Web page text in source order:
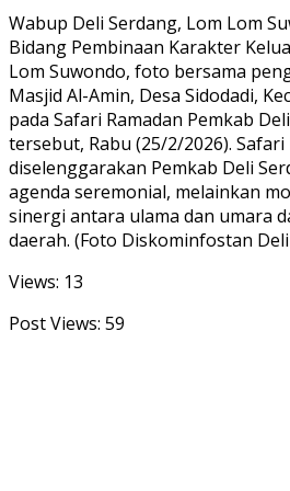
Wabup Deli Serdang, Lom Lom
Bidang Pembinaan Karakter
Lom Suwondo, foto bersama
Masjid Al-Amin, Desa Sidodadi,
pada Safari Ramadan Pemkab
tersebut, Rabu (25/2/2026). Safari
diselenggarakan Pemkab Deli
agenda seremonial, melainkan
sinergi antara ulama dan umara
daerah. (Foto Diskominfostan
Views: 13
Post Views: 59